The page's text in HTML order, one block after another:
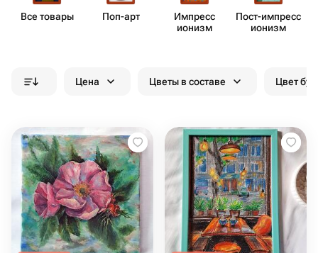
Все товары Поп-арт
Импресс​
ионизм
Пост-импресс​
ионизм
Цена Цветы в составе Цвет